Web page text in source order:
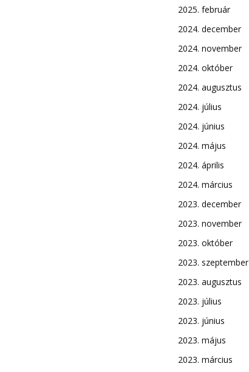
2025. február
2024. december
2024. november
2024. október
2024. augusztus
2024. július
2024. június
2024. május
2024. április
2024. március
2023. december
2023. november
2023. október
2023. szeptember
2023. augusztus
2023. július
2023. június
2023. május
2023. március